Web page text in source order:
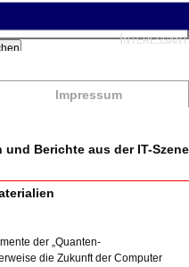
Impressum
Berichte aus der IT-Szene
der „Quanten-
die Zukunft der Computer